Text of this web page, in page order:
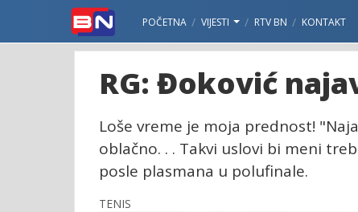
POČETNA VIJESTI RTV BN KONTAKT
RG: Đoković
Loše vreme je moja prednost!
oblačno. . . Takvi uslovi bi meni
posle plasmana u polufinale.
TENIS